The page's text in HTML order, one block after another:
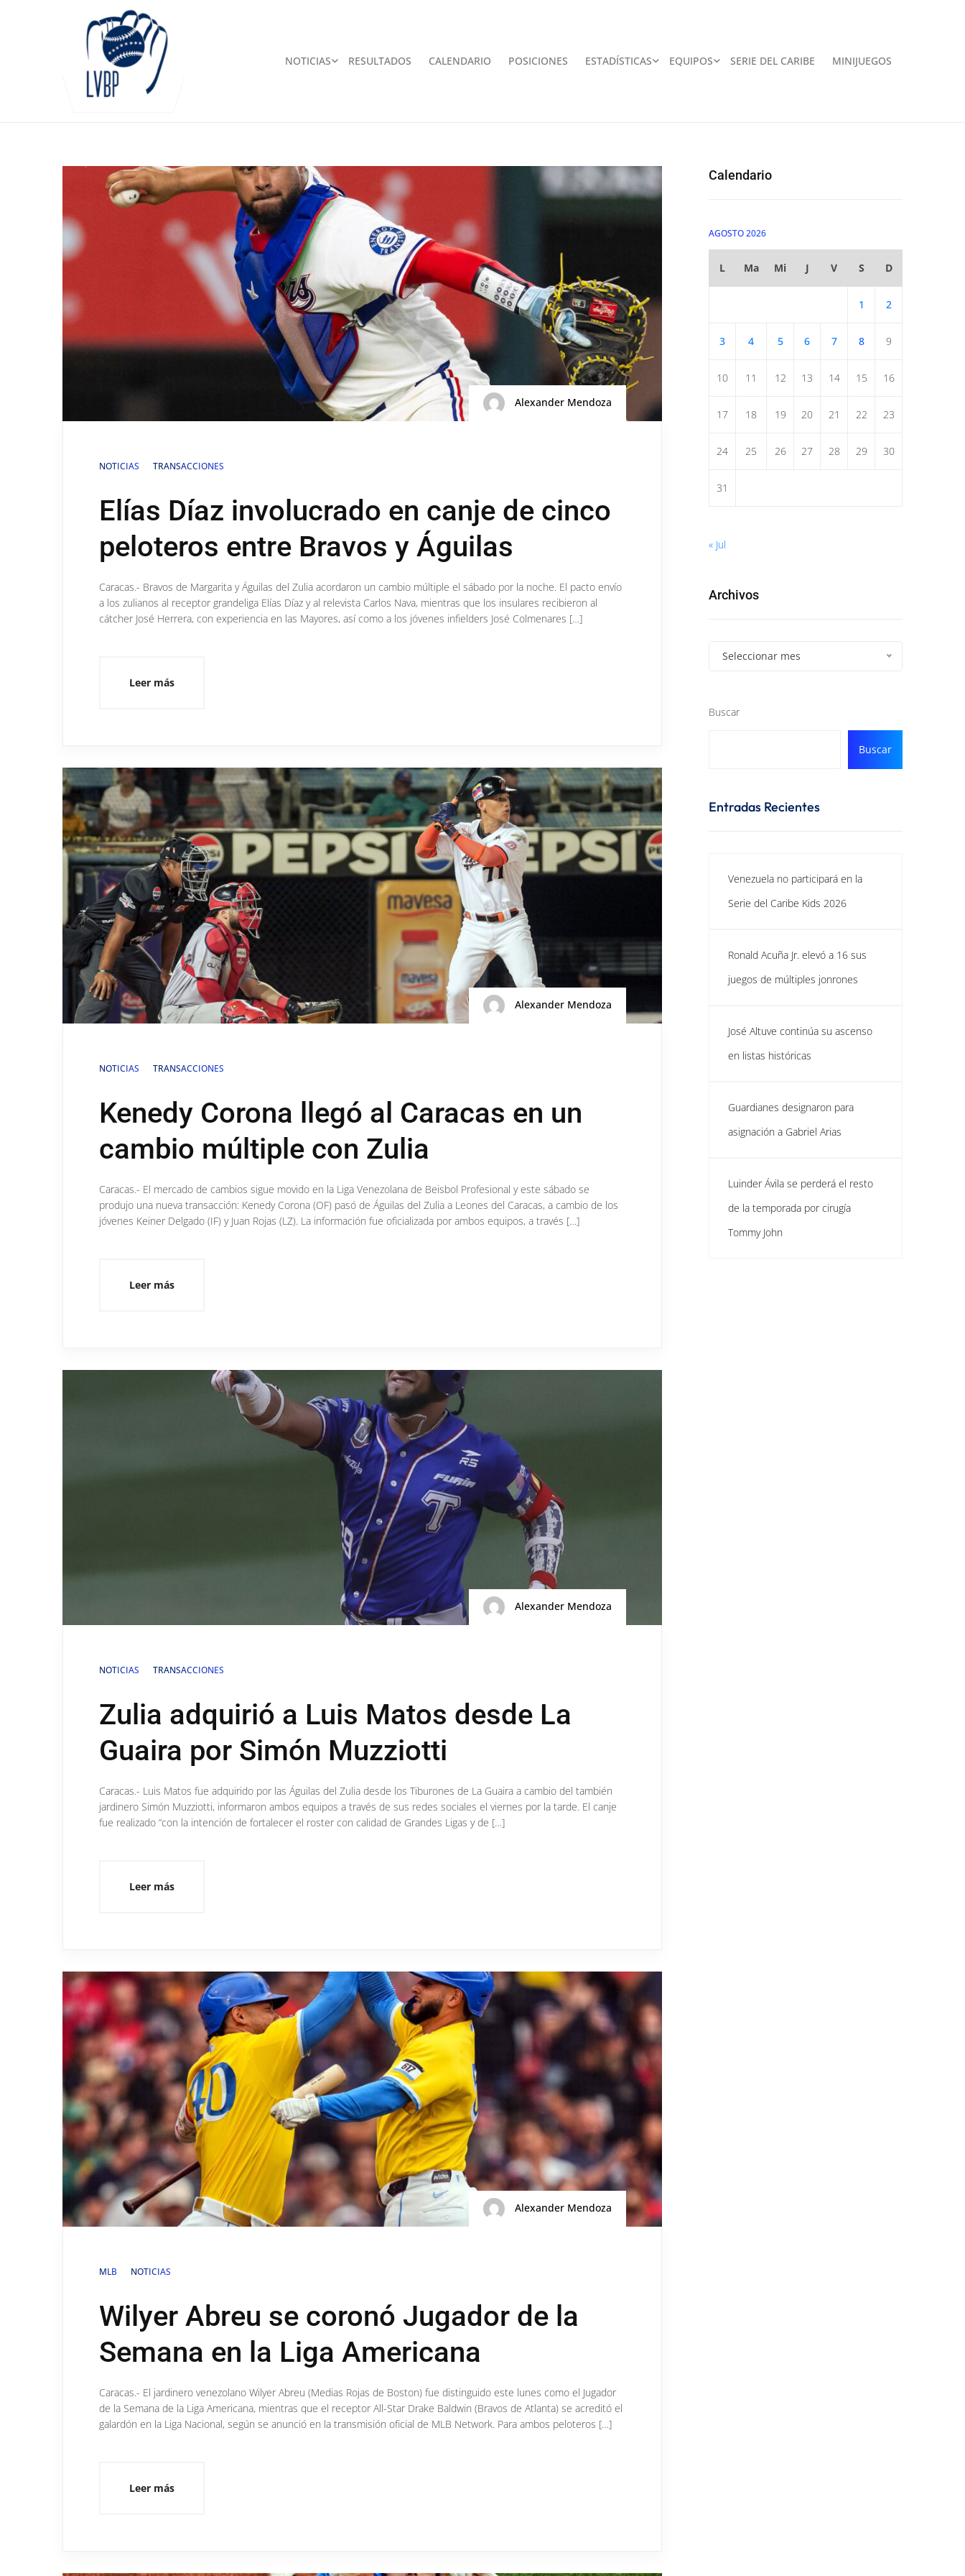
NOTICIAS RESULTADOS CALENDARIO POSICIONES ESTADÍSTICAS EQUIPOS SERIE DEL CARIBE MINIJUEGOS
Alexander Mendoza
NOTICIAS TRANSACCIONES
Elías Díaz involucrado en canje de cinco
peloteros entre Bravos y Águilas
Caracas.- Bravos de Margarita y Águilas del Zulia acordaron un cambio múltiple el sábado por la noche. El pacto envío
a los zulianos al receptor grandeliga Elías Díaz y al relevista Carlos Nava, mientras que los insulares recibieron al
cátcher José Herrera, con experiencia en las Mayores, así como a los jóvenes infielders José Colmenares […]
Leer más
Alexander Mendoza
NOTICIAS TRANSACCIONES
Kenedy Corona llegó al Caracas en un
cambio múltiple con Zulia
Caracas.- El mercado de cambios sigue movido en la Liga Venezolana de Beisbol Profesional y este sábado se
produjo una nueva transacción: Kenedy Corona (OF) pasó de Águilas del Zulia a Leones del Caracas, a cambio de los
jóvenes Keiner Delgado (IF) y Juan Rojas (LZ). La información fue oficializada por ambos equipos, a través […]
Leer más
Alexander Mendoza
NOTICIAS TRANSACCIONES
Zulia adquirió a Luis Matos desde La
Guaira por Simón Muzziotti
Caracas.- Luis Matos fue adquirido por las Águilas del Zulia desde los Tiburones de La Guaira a cambio del también
jardinero Simón Muzziotti, informaron ambos equipos a través de sus redes sociales el viernes por la tarde. El canje
fue realizado “con la intención de fortalecer el roster con calidad de Grandes Ligas y de […]
Leer más
Alexander Mendoza
MLB NOTICIAS
Wilyer Abreu se coronó Jugador de la
Semana en la Liga Americana
Caracas.- El jardinero venezolano Wilyer Abreu (Medias Rojas de Boston) fue distinguido este lunes como el Jugador
de la Semana de la Liga Americana, mientras que el receptor All-Star Drake Baldwin (Bravos de Atlanta) se acreditó el
galardón en la Liga Nacional, según se anunció en la transmisión oficial de MLB Network. Para ambos peloteros […]
Leer más
Calendario
AGOSTO 2026
L Ma Mi J V S D
1 2
3 4 5 6 7 8 9
10 11 12 13 14 15 16
17 18 19 20 21 22 23
24 25 26 27 28 29 30
31
« Jul
Archivos
Seleccionar mes
Buscar
Buscar
Entradas Recientes
Venezuela no participará en la
Serie del Caribe Kids 2026
Ronald Acuña Jr. elevó a 16 sus
juegos de múltiples jonrones
José Altuve continúa su ascenso
en listas históricas
Guardianes designaron para
asignación a Gabriel Arias
Luinder Ávila se perderá el resto
de la temporada por cirugía
Tommy John